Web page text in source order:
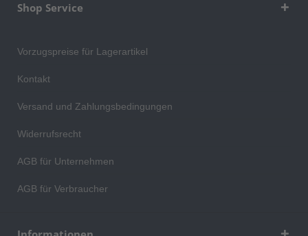
Shop Service
Vorzugspreise für Lagerartikel
Kontakt
Versand und Zahlungsbedingungen
Widerrufsrecht
AGB für Unternehmen
AGB für Verbraucher